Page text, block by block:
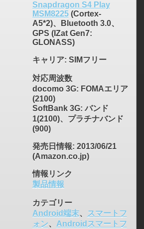
Snapdragon S4 Play
MSM8225(Cortex-
A5*2)、Bluetooth 3.0、
GPS (IZat Gen7:
GLONASS)
キャリア: SIMフリー
対応周波数
docomo 3G: FOMAエリア
(2100)
SoftBank 3G: バンド
1(2100)、プラチナバンド
(900)
発売日情報: 2013/06/21
(Amazon.co.jp)
情報リンク
製品情報
カテゴリー
Android端末、
スマートフ
ォン、 Androidスマートフ